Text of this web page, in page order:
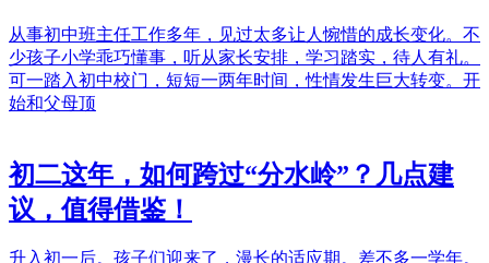
从事初中班主任工作多年，见过太多让人惋惜的成长变化。不
少孩子小学乖巧懂事，听从家长安排，学习踏实，待人有礼。
可一踏入初中校门，短短一两年时间，性情发生巨大转变。开
始和父母顶
初二这年，如何跨过“分水岭”？几点建
议，值得借鉴！
升入初一后。孩子们迎来了，漫长的适应期。差不多一学年。